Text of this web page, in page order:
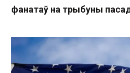
фанатаў на трыбуны